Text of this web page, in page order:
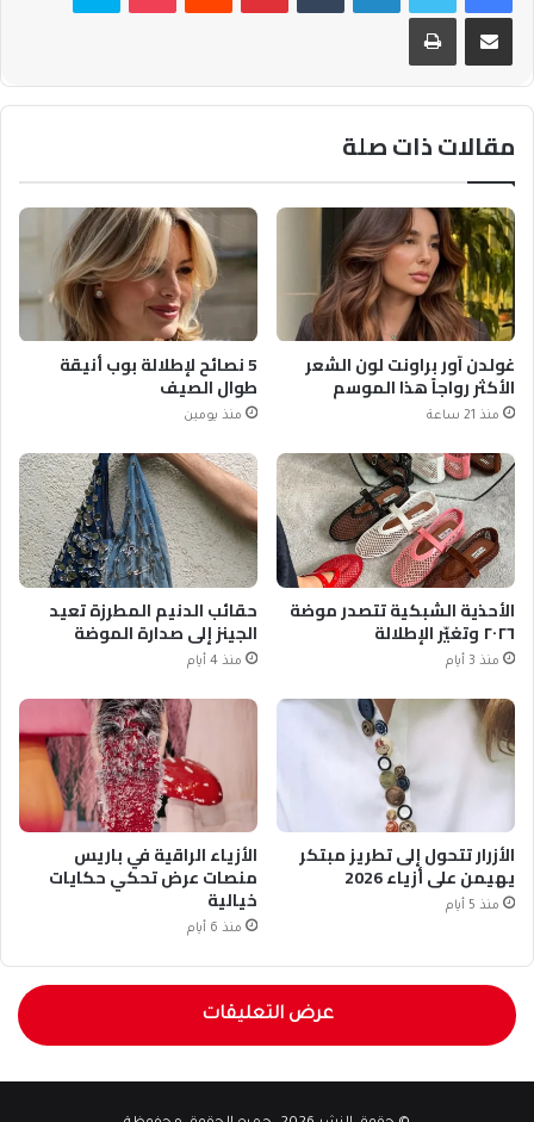
مشاركة عبر البريد طباعة
مقالات ذات صلة
غولدن آور براونت لون الشعر
الأكثر رواجاً هذا الموسم
منذ 21 ساعة
5 نصائح لإطلالة بوب أنيقة
طوال الصيف
منذ يومين
الأحذية الشبكية تتصدر موضة
٢٠٢٦ وتغيّر الإطلالة
منذ 3 أيام
حقائب الدنيم المطرزة تعيد
الجينز إلى صدارة الموضة
منذ 4 أيام
الأزرار تتحول إلى تطريز مبتكر
يهيمن على أزياء 2026
منذ 5 أيام
الأزياء الراقية في باريس
منصات عرض تحكي حكايات
خيالية
منذ 6 أيام
عرض التعليقات